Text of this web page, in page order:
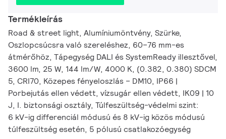
Termékleírás
Road & street light, Alumíniumöntvény, Szürke,
Oszlopcsúcsra való szereléshez, 60–76 mm-es
átmérőhöz, Tápegység DALI és SystemReady illesztővel,
3600 lm, 25 W, 144 lm/W, 4000 K, (0.382, 0.380) SDCM
5, CRI70, Közepes fényeloszlás – DM10, IP66 |
Porbejutás ellen védett, vízsugár ellen védett, IK09 | 10
J, I. biztonsági osztály, Túlfeszültség-védelmi szint:
6 kV-ig differenciál módusú és 8 kV-ig közös módusú
túlfeszültség esetén, 5 pólusú csatlakozóegység